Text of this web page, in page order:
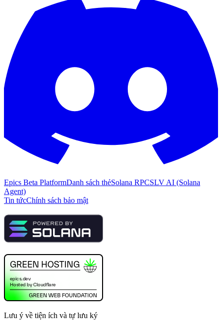
Epics Beta PlatformDanh sách thẻSolana RPCSLV AI (Solana
Agent)
Tin tứcChính sách bảo mật
Lưu ý về tiện ích và tự lưu ký